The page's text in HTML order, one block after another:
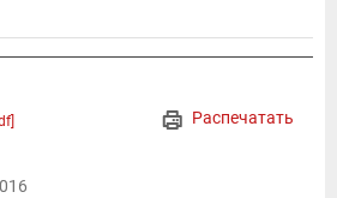
Распечатать